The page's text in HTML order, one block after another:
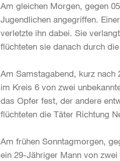
Am gleichen Morgen, gegen
Jugendlichen angegriffen.
verletzte ihn dabei. Sie
flüchteten sie danach durch
Am Samstagabend, kurz nach
im Kreis 6 von zwei
das Opfer fest, der andere
flüchteten die Täter Richtung
Am frühen Sonntagmorgen,
ein 29-Jähriger Mann von